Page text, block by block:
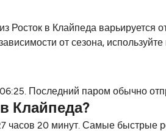
Росток в Клайпеда варьируется
от сезона,
Последний паром обычно
Клайпеда?
часов 20 минут. Самые быстрые